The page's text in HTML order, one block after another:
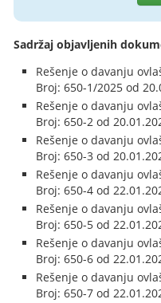
Sadržaj objavljenih
Rešenje o davanju
Broj: 650-1/2025 od
Rešenje o davanju
Broj: 650-2 od
Rešenje o davanju
Broj: 650-3 od
Rešenje o davanju
Broj: 650-4 od
Rešenje o davanju
Broj: 650-5 od
Rešenje o davanju
Broj: 650-6 od
Rešenje o davanju
Broj: 650-7 od